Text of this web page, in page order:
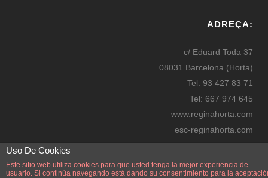
ADREÇA:
c/ Eduard Toda 37
08031 Barcelona (Horta)
Tel: 93 427 83 71
Tel: 667 974 645
www.reginahorta.com
esc-reginahorta.com
secretaria@reginahorta.com
Mapa
Uso De Cookies
Este sitio web utiliza cookies para que usted tenga la mejor experiencia de
usuario. Si continúa navegando está dando su consentimiento para la